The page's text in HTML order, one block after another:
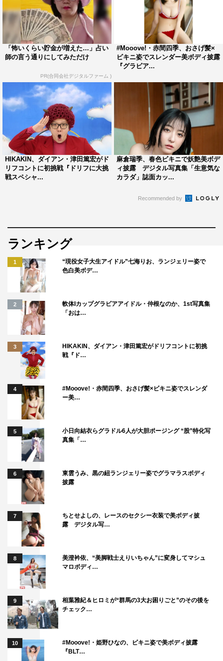
「怖いくらい貯金が増えた…」占い
師の言う通りにしてみただけ
PR(合同会社デジタルファーム )
#Mooove!・赤間四季、おさげ髪×
ビキニ姿でスレンダー美ボディ披露
『グラビア...
HIKAKIN、ダイアン・津田篤宏がド
リフコントに初挑戦『ドリフに大挑
戦スペシャ...
麻倉瑞季、春色ビキニで妖艶美ボデ
ィ披露 デジタル写真集「生意気な
カラダ」誌面カッ...
Recommended by
ランキング
1
“現役女子大生アイドル”七海りお、ランジェリー姿で
色白美ボデ…
2
軟体Iカップグラビアアイドル・仲根なのか、1st写真集
「おは…
3
HIKAKIN、ダイアン・津田篤宏がドリフコントに初挑
戦『ド…
4
#Mooove!・赤間四季、おさげ髪×ビキニ姿でスレンダ
ー美…
5
小日向結衣らグラドル6人が大胆ポージング “股”特化写
真集「…
6
東雲うみ、黒の紐ランジェリー姿でグラマラスボディ
披露
7
ちとせよしの、レースのセクシー衣装で美ボディ披
露 デジタル写…
8
美澄衿依、“美脚戦士えりいちゃん”に変身してマシュ
マロボディ…
9
相葉雅紀＆ヒロミが“群馬の3大お困りごと”のその後を
チェック…
10
#Mooove!・姫野ひなの、ビキニ姿で美ボディ披露
『BLT…